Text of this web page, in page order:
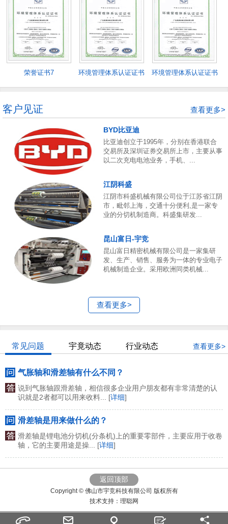
荣誉证书7
环境管理体系认证证书
环境管理体系认证证书
客户见证 查看更多>
BYD比亚迪
比亚迪创立于1995年，分别在香港联合
交易所及深圳证券交易所上市，主要从事
以二次充电电池业务，手机、...
江阴科盛
江阴市科盛机械有限公司位于江苏省江阴
市，毗邻上海，交通十分便利,是一家专
业的分切机制造商。科盛集研发...
昆山富日-宇竞
昆山富日精密机械有限公司是一家集研
发、生产、销售、服务为一体的专业电子
机械制造企业。采用欧洲同类机械...
查看更多>
常见问题 宇竟动态 行业动态 查看更多>
气胀轴和滑差轴有什么不同？
说到气胀轴跟滑差轴，相信很多企业用户朋友都有非常清楚的认
识就是2者都可以用来收料... [详细]
滑差轴是用来做什么的？
滑差轴是锂电池分切机(分条机)上的重要零部件，主要应用于收卷
轴，它的主要用途是操... [详细]
返回顶部
Copyright © 佛山市宇竞科技有限公司 版权所有
技术支持： 理聪网